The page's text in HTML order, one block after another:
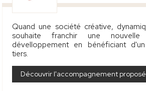
Quand une société créative,
souhaite franchir une
dévelloppement en bénéficiant
tiers.
Découvrir l'accompagnement